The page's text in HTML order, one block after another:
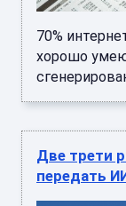
70%
хорошо
Две трети
передать